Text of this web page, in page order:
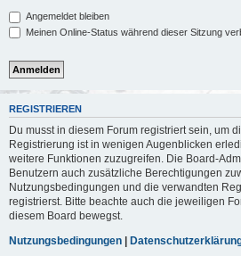
Angemeldet bleiben
Meinen Online-Status während dieser Sitzung
REGISTRIEREN
Du musst in diesem Forum registriert sein, um
Registrierung ist in wenigen Augenblicken
weitere Funktionen zuzugreifen. Die Board-
Benutzern auch zusätzliche Berechtigungen
Nutzungsbedingungen und die verwandten
registrierst. Bitte beachte auch die jeweiligen
diesem Board bewegst.
Nutzungsbedingungen |